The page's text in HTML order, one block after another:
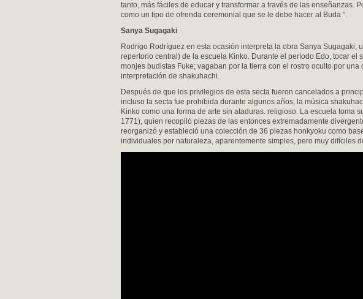
tanto, más fáciles de educar y transformar a través de las enseñanzas.
como un tipo de ofrenda ceremonial que se le debe hacer al Buda “.
Sanya Sugagaki
Rodrigo Rodríguez en esta ocasión interpreta la obra Sanya Sugagaki,
repertorio central) de la escuela Kinko. Durante el período Edo, tocar el
monjes budistas Fuke; vagaban por la tierra con el rostro oculto por
interpretación de shakuhachi.
Después de que los privilegios de esta secta fueron cancelados a
incluso la secta fue prohibida durante algunos años, la música
Kinko como una forma de arte sin ataduras. religioso. La escuela toma
1771), quien recopiló piezas de las entonces extremadamente
reorganizó y estableció una colección de 36 piezas honkyoku como
individuales por naturaleza, aparentemente simples, pero muy difíciles